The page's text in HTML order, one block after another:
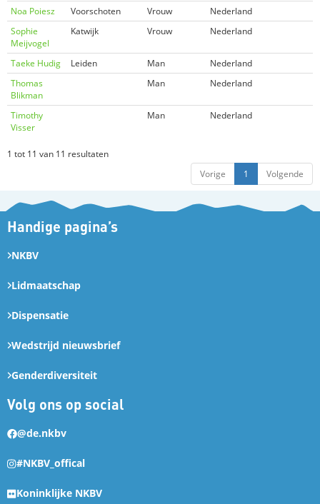
Noa Poiesz Voorschoten Vrouw
Nederland
Sophie
Meijvogel
Katwijk Vrouw Nederland
Taeke Hudig Leiden Man
Nederland
Thomas
Blikman
Man Nederland
Timothy
Visser
Man Nederland
1 tot 11 van 11 resultaten
Vorige
1 Volgende
Handige pagina’s
NKBV
Lidmaatschap
Dispensatie
Wedstrijd nieuwsbrief
Genderdiversiteit
Volg ons op social
@de.nkbv
#NKBV_offical
Koninklijke NKBV